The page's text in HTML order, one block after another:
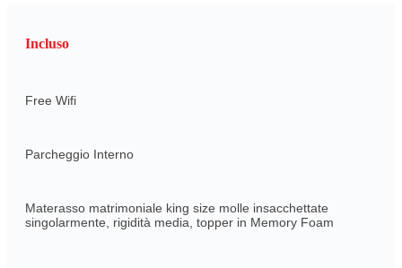
Incluso
Free Wifi
Parcheggio Interno
Materasso matrimoniale king size molle insacchettate
singolarmente, rigidità media, topper in Memory Foam